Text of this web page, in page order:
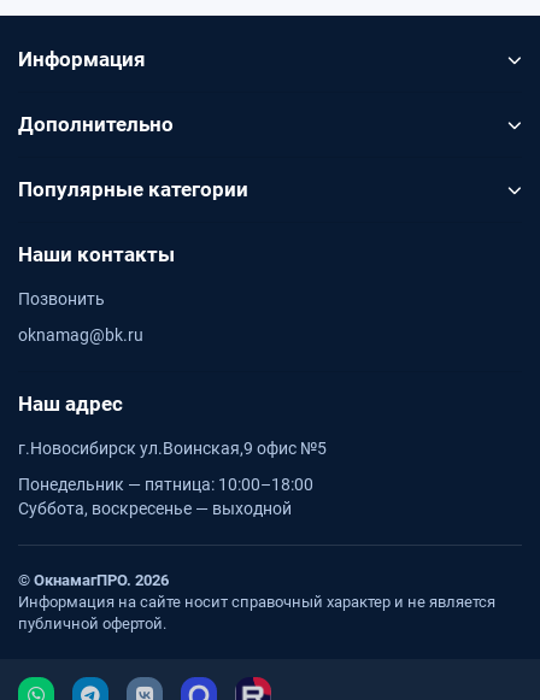
Информация
Дополнительно
Популярные категории
Наши контакты
Позвонить
oknamag@bk.ru
Наш адрес
г.Новосибирск ул.Воинская,9 офис №5
Понедельник — пятница: 10:00–18:00
Суббота, воскресенье — выходной
© ОкнамагПРО. 2026
Информация на сайте носит справочный характер и не является
публичной офертой.